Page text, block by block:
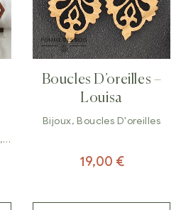
,
Boucles D’oreilles –
Louisa
Bijoux,Boucles D'oreilles
19,00 €